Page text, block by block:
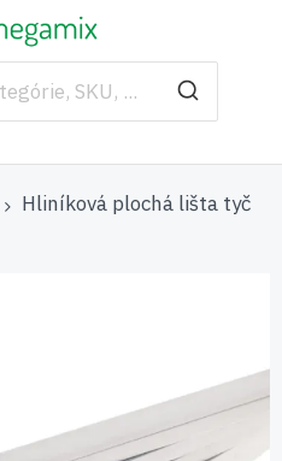
Hliníková plochá lišta tyč